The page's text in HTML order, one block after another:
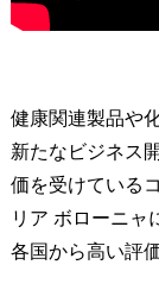
健康関連製品や
新たなビジネス
価を受けている
リア ボローニャ
各国から高い評